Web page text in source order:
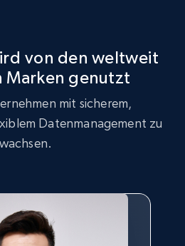
new records by
Create time, Digg
count, Comment
von den weltweit
Marken genutzt
mit sicherem,
Datenmanagement zu
wachsen.